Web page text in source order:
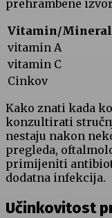
prehrambene
Vitamin/Mineral
vitamin ‌A
vitamin C
Cinkov
Kako znati kada‌
konzultirati
nestaju nakon⁣
‌pregleda,
primijeniti
dodatna infekcija.
Učinkovitost